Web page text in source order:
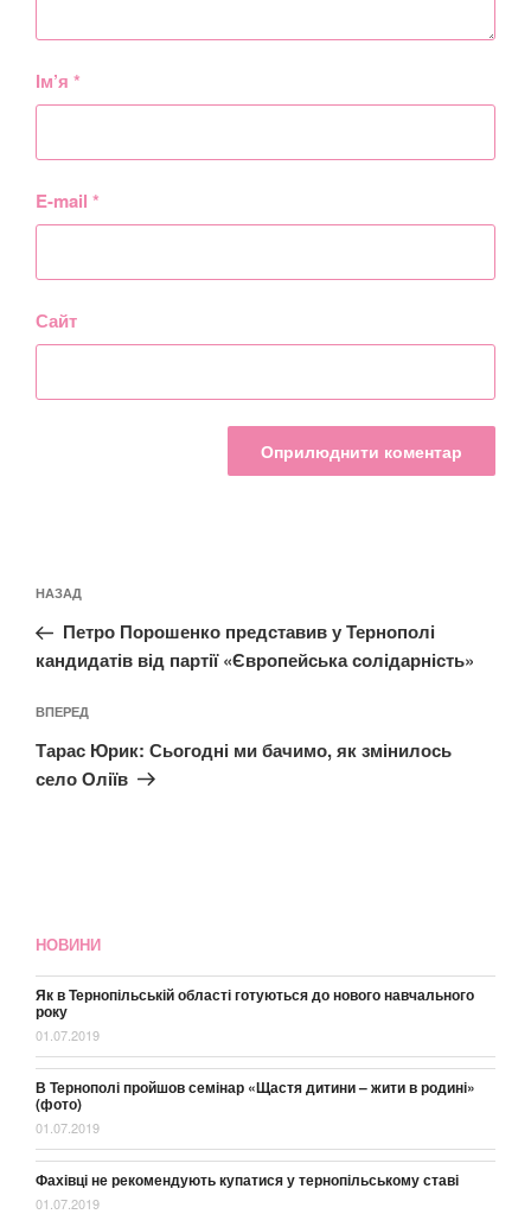
Ім’я *
E-mail *
Сайт
записів
Попередній
запис:
НАЗАД
Петро Порошенко представив у Тернополі
кандидатів від партії «Європейська солідарність»
Наступний
запис
ВПЕРЕД
Тарас Юрик: Сьогодні ми бачимо, як змінилось
село Оліїв
НОВИНИ
Як в Тернопільській області готуються до нового навчального
року
01.07.2019
В Тернополі пройшов семінар «Щастя дитини – жити в родині»
(фото)
01.07.2019
Фахівці не рекомендують купатися у тернопільському ставі
01.07.2019